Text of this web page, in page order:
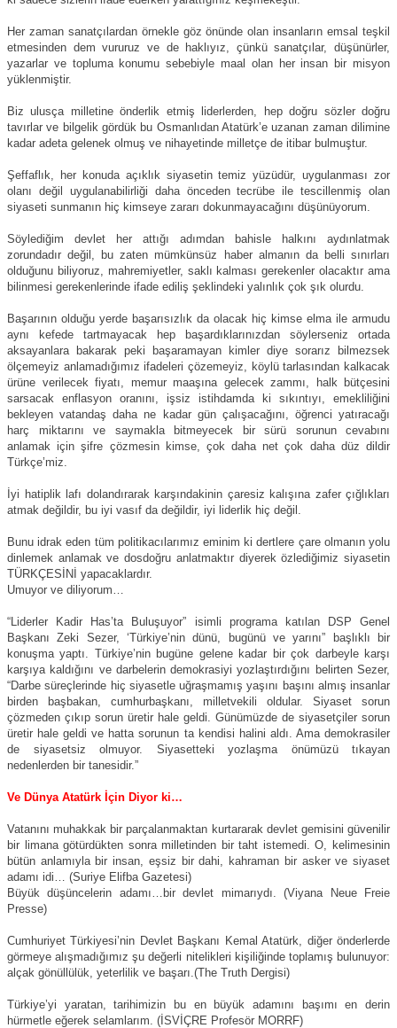
Her zaman sanatçılardan örnekle göz önünde olan insanların emsal teşkil
etmesinden dem vururuz ve de haklıyız, çünkü sanatçılar, düşünürler,
yazarlar ve topluma konumu sebebiyle maal olan her insan bir misyon
yüklenmiştir.
Biz ulusça milletine önderlik etmiş liderlerden, hep doğru sözler doğru
tavırlar ve bilgelik gördük bu Osmanlıdan Atatürk’e uzanan zaman dilimine
kadar adeta gelenek olmuş ve nihayetinde milletçe de itibar bulmuştur.
Şeffaflık, her konuda açıklık siyasetin temiz yüzüdür, uygulanması zor
olanı değil uygulanabilirliği daha önceden tecrübe ile tescillenmiş olan
siyaseti sunmanın hiç kimseye zararı dokunmayacağını düşünüyorum.
Söylediğim devlet her attığı adımdan bahisle halkını aydınlatmak
zorundadır değil, bu zaten mümkünsüz haber almanın da belli sınırları
olduğunu biliyoruz, mahremiyetler, saklı kalması gerekenler olacaktır ama
bilinmesi gerekenlerinde ifade ediliş şeklindeki yalınlık çok şık olurdu.
Başarının olduğu yerde başarısızlık da olacak hiç kimse elma ile armudu
aynı kefede tartmayacak hep başardıklarınızdan söylerseniz ortada
aksayanlara bakarak peki başaramayan kimler diye sorarız bilmezsek
ölçemeyiz anlamadığımız ifadeleri çözemeyiz, köylü tarlasından kalkacak
ürüne verilecek fiyatı, memur maaşına gelecek zammı, halk bütçesini
sarsacak enflasyon oranını, işsiz istihdamda ki sıkıntıyı, emekliliğini
bekleyen vatandaş daha ne kadar gün çalışacağını, öğrenci yatıracağı
harç miktarını ve saymakla bitmeyecek bir sürü sorunun cevabını
anlamak için şifre çözmesin kimse, çok daha net çok daha düz dildir
Türkçe’miz.
İyi hatiplik lafı dolandırarak karşındakinin çaresiz kalışına zafer çığlıkları
atmak değildir, bu iyi vasıf da değildir, iyi liderlik hiç değil.
Bunu idrak eden tüm politikacılarımız eminim ki dertlere çare olmanın yolu
dinlemek anlamak ve dosdoğru anlatmaktır diyerek özlediğimiz siyasetin
TÜRKÇESİNİ yapacaklardır.
Umuyor ve diliyorum…
“Liderler Kadir Has’ta Buluşuyor” isimli programa katılan DSP Genel
Başkanı Zeki Sezer, ‘Türkiye’nin dünü, bugünü ve yarını” başlıklı bir
konuşma yaptı. Türkiye’nin bugüne gelene kadar bir çok darbeyle karşı
karşıya kaldığını ve darbelerin demokrasiyi yozlaştırdığını belirten Sezer,
“Darbe süreçlerinde hiç siyasetle uğraşmamış yaşını başını almış insanlar
birden başbakan, cumhurbaşkanı, milletvekili oldular. Siyaset sorun
çözmeden çıkıp sorun üretir hale geldi. Günümüzde de siyasetçiler sorun
üretir hale geldi ve hatta sorunun ta kendisi halini aldı. Ama demokrasiler
de siyasetsiz olmuyor. Siyasetteki yozlaşma önümüzü tıkayan
nedenlerden bir tanesidir.”
Ve Dünya Atatürk İçin Diyor ki…
Vatanını muhakkak bir parçalanmaktan kurtararak devlet gemisini güvenilir
bir limana götürdükten sonra milletinden bir taht istemedi. O, kelimesinin
bütün anlamıyla bir insan, eşsiz bir dahi, kahraman bir asker ve siyaset
adamı idi… (Suriye Elifba Gazetesi)
Büyük düşüncelerin adamı…bir devlet mimarıydı. (Viyana Neue Freie
Presse)
Cumhuriyet Türkiyesi’nin Devlet Başkanı Kemal Atatürk, diğer önderlerde
görmeye alışmadığımız şu değerli nitelikleri kişiliğinde toplamış bulunuyor:
alçak gönüllülük, yeterlilik ve başarı.(The Truth Dergisi)
Türkiye’yi yaratan, tarihimizin bu en büyük adamını başımı en derin
hürmetle eğerek selamlarım. (İSVİÇRE Profesör MORRF)